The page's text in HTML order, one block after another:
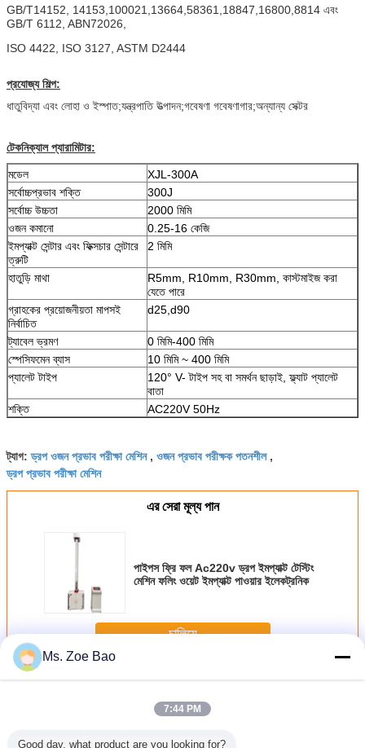
GB/T14152, 14153,100021,13664,58361,18847,16800,8814 এবং
GB/T 6112, ABN72026,
ISO 4422, ISO 3127, ASTM D2444
প্রযোজ্য শিল্প:
ধাতুবিদ্যা এবং লোহা ও ইস্পাত;যন্ত্রপাতি উত্পাদন;গবেষণা গবেষণাগার;অন্যান্য সেক্টর
টেকনিক্যাল প্যারামিটার:
মডেল
XJL-300A
সর্বোচ্চপ্রভাব শক্তি
300J
সর্বোচ্চ উচ্চতা
2000 মিমি
ওজন কমানো
0.25-16 কেজি
ইমপ্যাক্ট সেন্টার এবং ফিক্সচার সেন্টারে
ত্রুটি
2 মিমি
হাতুড়ি মাথা
R5mm, R10mm, R30mm, কাস্টমাইজ করা
যেতে পারে
গ্রাহকের প্রয়োজনীয়তা মাপসই
নির্বাচিত
d25,d90
ট্যাবেল ভ্রমণ
0 মিমি-400 মিমি
স্পেসিফমেন ব্যাস
10 মিমি ~ 400 মিমি
প্যালেট টাইপ
120° V- টাইপ সহ বা সমর্থন ছাড়াই, ফ্ল্যাট প্যালেট
বাতা
শক্তি
AC220V 50Hz
ট্যাগ:ড্রপ ওজন প্রভাব পরীক্ষা মেশিন, ওজন প্রভাব পরীক্ষক পতনশীল,
ড্রপ প্রভাব পরীক্ষা মেশিন
এর সেরা মূল্য পান
পাইপস ফ্রি ফল Ac220v ড্রপ ইমপ্যাক্ট টেস্টিং
মেশিন ফলিং ওয়েট ইমপ্যাক্ট পাওয়ার ইলেকট্রনিক
চালিয়ে
অধিকড্রাম হাতুড়ি টেস্ট যন্ত্রপাতি
Ms. Zoe Bao
7:44 PM
Good day, what product are you looking for?